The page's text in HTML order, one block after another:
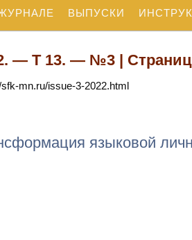
ВЫПУСКИ
— Т 13. — №3 |
mn.ru/issue-3-2022.html
языковой